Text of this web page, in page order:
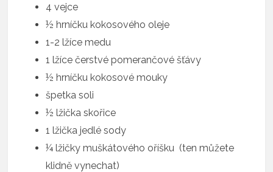
4 vejce
½ hrníčku kokosového oleje
1-2 lžíce medu
1 lžíce čerstvé pomerančové šťávy
½ hrníčku kokosové mouky
špetka soli
½ lžička skořice
1 lžička jedlé sody
¼ lžičky muškátového oříšku (ten můžete
klidně vynechat)